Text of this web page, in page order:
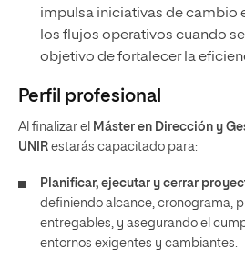
impulsa iniciativas de cambio
los flujos operativos cuando
objetivo de fortalecer la
Perfil profesional
Al finalizar el Máster en Dirección y
UNIR estarás capacitado para:
Planificar, ejecutar y cerrar
definiendo alcance, cronograma,
entregables, y asegurando el
entornos exigentes y cambiantes.